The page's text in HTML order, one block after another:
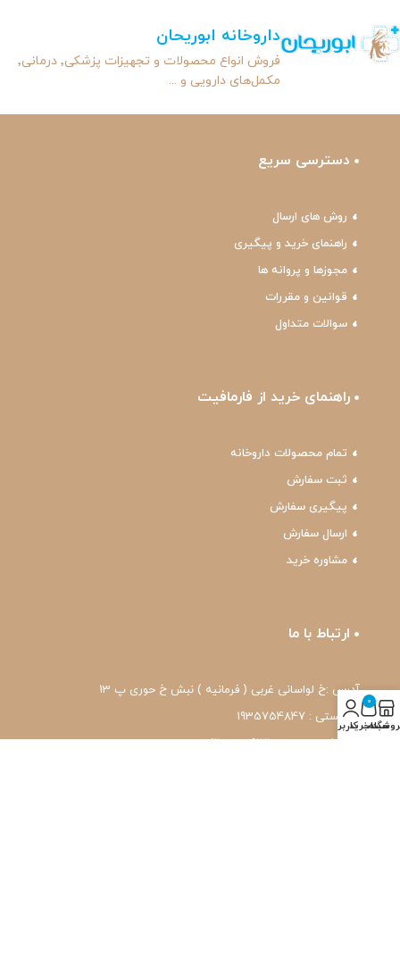
داروخانه ابوریحان
فروش انواع محصولات و تجهیزات پزشکی٬ درمانی٬
مکمل‌های دارویی و ...
دسترسی سریع
روش های ارسال
راهنمای خرید و پیگیری
مجوزها و پروانه ها
قوانین و مقررات
سوالات متداول
راهنمای خرید از فارمافیت
تمام محصولات داروخانه
ثبت سفارش
پیگیری سفارش
ارسال سفارش
مشاوره خرید
ارتباط با ما
آدرس :خ لواسانی غربی ( فرمانیه ) نبش خ حوری پ 13
کد پستی : 1935754847
شماره تماس: 22239171-۰۲۱
0
سبد خرید
حساب کاربری من